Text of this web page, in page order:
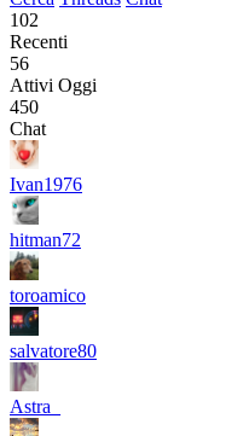
102
Recenti
56
Attivi Oggi
450
Chat
Ivan1976
hitman72
toroamico
salvatore80
Astra_